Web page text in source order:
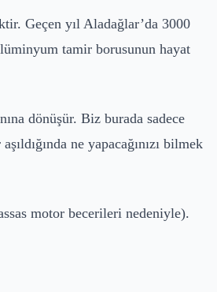
Geçen yıl Aladağlar’da 3000
tamir borusunun hayat
dönüşür. Biz burada sadece
ne yapacağınızı bilmek
motor becerileri nedeniyle).